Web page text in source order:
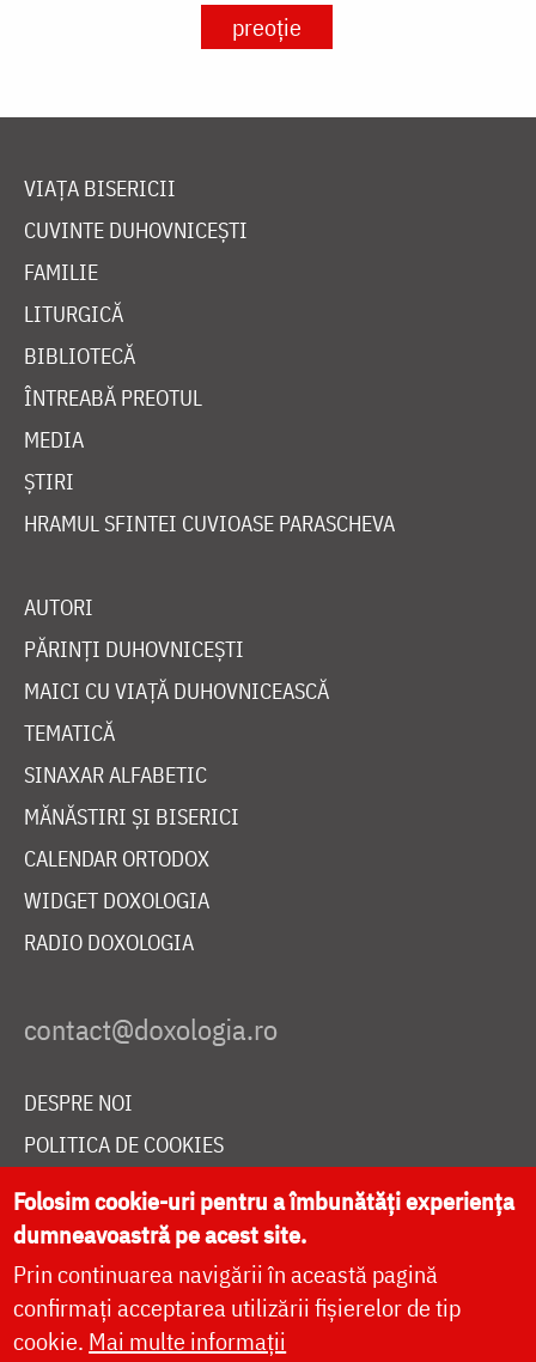
preoție
VIAȚA BISERICII
CUVINTE DUHOVNICEȘTI
FAMILIE
LITURGICĂ
BIBLIOTECĂ
ÎNTREABĂ PREOTUL
MEDIA
ȘTIRI
HRAMUL SFINTEI CUVIOASE PARASCHEVA
AUTORI
PĂRINȚI DUHOVNICEȘTI
MAICI CU VIAȚĂ DUHOVNICEASCĂ
TEMATICĂ
SINAXAR ALFABETIC
MĂNĂSTIRI ȘI BISERICI
CALENDAR ORTODOX
WIDGET DOXOLOGIA
RADIO DOXOLOGIA
DESPRE NOI
POLITICA DE COOKIES
DONEAZĂ ONLINE PENTRU CATEDRALA NAȚIONALĂ
LIVE
Folosim cookie-uri pentru a îmbunătăți experiența
dumneavoastră pe acest site.
Prin continuarea navigării în această pagină
confirmați acceptarea utilizării fișierelor de tip
cookie. Mai multe informații